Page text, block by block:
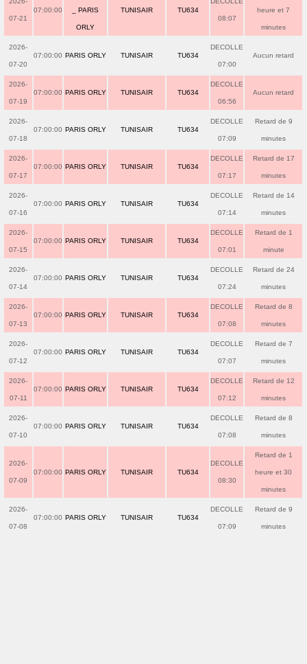
07-21
07:00:00 _ PARIS
ORLY
TUNISAIR TU634
08:07
heure et 7
minutes
2026-
07-20
07:00:00 PARIS ORLY TUNISAIR TU634
DECOLLE
07:00
Aucun retard
2026-
07-19
07:00:00 PARIS ORLY TUNISAIR TU634
DECOLLE
06:56
Aucun retard
2026-
07-18
07:00:00 PARIS ORLY TUNISAIR TU634
DECOLLE
07:09
Retard de 9
minutes
2026-
07-17
07:00:00 PARIS ORLY TUNISAIR TU634
DECOLLE
07:17
Retard de 17
minutes
2026-
07-16
07:00:00 PARIS ORLY TUNISAIR TU634
DECOLLE
07:14
Retard de 14
minutes
2026-
07-15
07:00:00 PARIS ORLY TUNISAIR TU634
DECOLLE
07:01
Retard de 1
minute
2026-
07-14
07:00:00 PARIS ORLY TUNISAIR TU634
DECOLLE
07:24
Retard de 24
minutes
2026-
07-13
07:00:00 PARIS ORLY TUNISAIR TU634
DECOLLE
07:08
Retard de 8
minutes
2026-
07-12
07:00:00 PARIS ORLY TUNISAIR TU634
DECOLLE
07:07
Retard de 7
minutes
2026-
07-11
07:00:00 PARIS ORLY TUNISAIR TU634
DECOLLE
07:12
Retard de 12
minutes
2026-
07-10
07:00:00 PARIS ORLY TUNISAIR TU634
DECOLLE
07:08
Retard de 8
minutes
2026-
07-09
07:00:00 PARIS ORLY TUNISAIR TU634
DECOLLE
08:30
Retard de 1
heure et 30
minutes
2026-
07-08
07:00:00 PARIS ORLY TUNISAIR TU634
DECOLLE
07:09
Retard de 9
minutes